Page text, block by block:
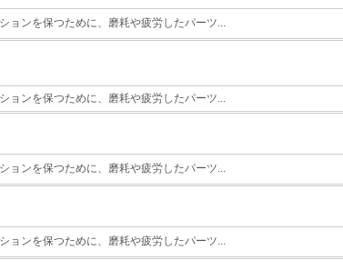
ョンを保つために、磨耗や疲労したパーツ...
ョンを保つために、磨耗や疲労したパーツ...
ョンを保つために、磨耗や疲労したパーツ...
ョンを保つために、磨耗や疲労したパーツ...